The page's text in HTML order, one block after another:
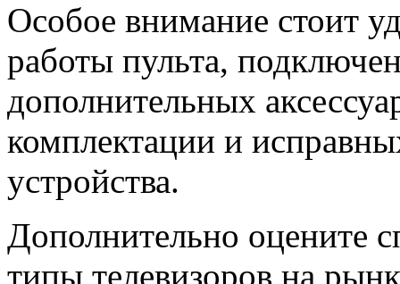
Особое внимание стоит
работы пульта,
дополнительных
комплектации и
устройства.
Дополнительно оцените
типы телевизоров на